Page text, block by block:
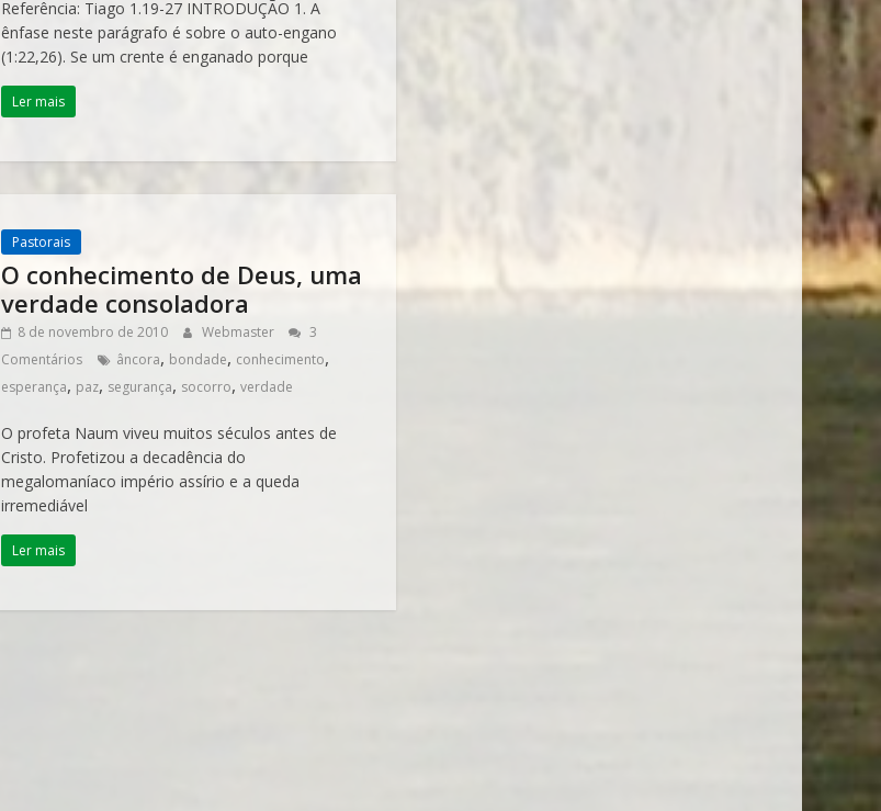
Referência: Tiago 1.19-27 INTRODUÇÃO 1. A
ênfase neste parágrafo é sobre o auto-engano
(1:22,26). Se um crente é enganado porque
Ler mais
Pastorais
O conhecimento de Deus, uma
verdade consoladora
8 de novembro de 2010 Webmaster
3
Comentários
âncora, bondade, conhecimento,
esperança, paz, segurança, socorro,verdade
O profeta Naum viveu muitos séculos antes de
Cristo. Profetizou a decadência do
megalomaníaco império assírio e a queda
irremediável
Ler mais